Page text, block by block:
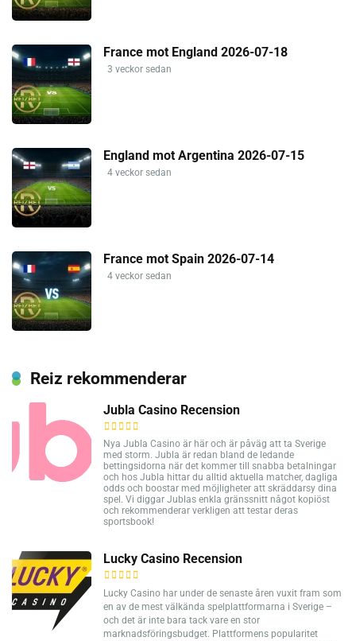
France mot England 2026-07-18
3 veckor sedan
England mot Argentina 2026-07-15
4 veckor sedan
France mot Spain 2026-07-14
4 veckor sedan
Reiz rekommenderar
Jubla Casino Recension
Nya Jubla Casino är här och är påväg att ta Sverige
med storm. Jubla är redan bland de ledande
bettingsidorna när det kommer till snabba betalningar
och hos Jubla hittar du alltid aktuella matcher, dagliga
odds och boostar med möjligheter att skräddarsy dina
spel. Vi diggar Jublas enkla gränssnitt något kopiöst
och rekommenderar verkligen att testar deras
sportsbook!
Lucky Casino Recension
Lucky Casino har under de senaste åren vuxit fram som
en av de mest välkända spelplattformarna i Sverige –
och det är inte bara tack vare en stor
marknadsföringsbudget. Plattformens popularitet